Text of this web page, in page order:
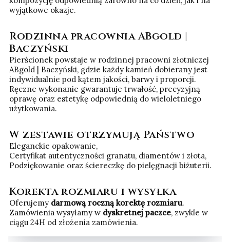
wyjątkowe okazje.
Rodzinna pracownia ABgold |
Baczyński
Pierścionek powstaje w rodzinnej pracowni złotniczej
ABgold | Baczyński, gdzie każdy kamień dobierany jest
indywidualnie pod kątem jakości, barwy i proporcji.
Ręczne wykonanie gwarantuje trwałość, precyzyjną
oprawę oraz estetykę odpowiednią do wieloletniego
użytkowania.
W zestawie otrzymują Państwo
Eleganckie opakowanie,
Certyfikat autentyczności granatu, diamentów i złota,
Podziękowanie oraz ściereczkę do pielęgnacji biżuterii.
Korekta rozmiaru i wysyłka
Oferujemy darmową roczną korektę rozmiaru.
Zamówienia wysyłamy w dyskretnej paczce, zwykle w
ciągu 24H od złożenia zamówienia.